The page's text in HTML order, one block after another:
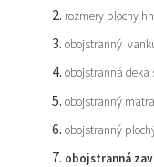
rozmery plochy
obojstranný
obojstranná deka
obojstranný
obojstranný
obojstranná